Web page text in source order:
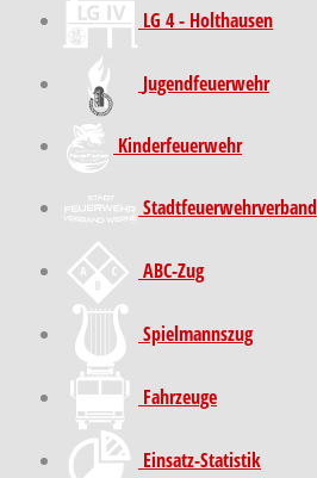
LG 4 - Holthausen
Jugendfeuerwehr
Kinder­feuer­wehr
Stadt­feuer­wehr­verband
ABC-Zug
Spielmannszug
Fahrzeuge
Einsatz-Statistik